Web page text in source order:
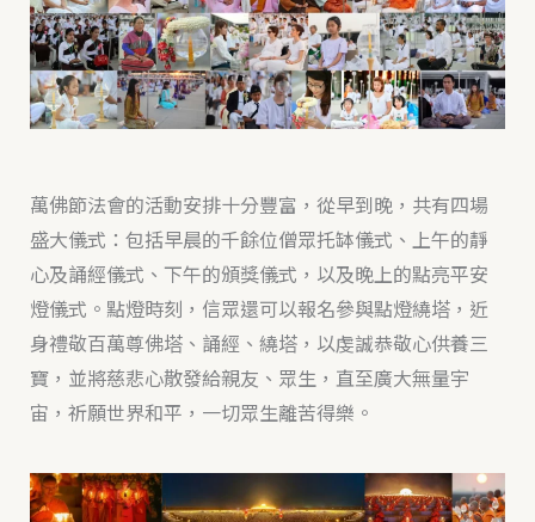
萬佛節法會的活動安排十分豐富，從早到晚，共有四場
盛大儀式：包括早晨的千餘位僧眾托缽儀式、上午的靜
心及誦經儀式、下午的頒獎儀式，以及晚上的點亮平安
燈儀式。點燈時刻，信眾還可以報名參與點燈繞塔，近
身禮敬百萬尊佛塔、誦經、繞塔，以虔誠恭敬心供養三
寶，並將慈悲心散發給親友、眾生，直至廣大無量宇
宙，祈願世界和平，一切眾生離苦得樂。